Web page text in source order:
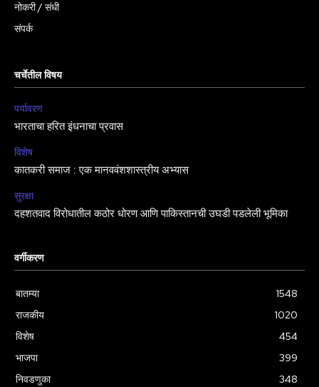
नोकरी / संधी
संपर्क
चर्चेतील विषय
पर्यावरण
भारताचा हरित इंधनाचा प्रवास
विशेष
कातकरी समाज : एक मानववंशशास्त्रीय अभ्यास
सुरक्षा
दहशतवाद विरोधातील कठोर धोरण आणि पाकिस्तानची उघडी पडलेली भूमिका
वर्गीकरण
बातम्या
1548
राजकीय
1020
विशेष
454
भाजपा
399
निवडणुका
348